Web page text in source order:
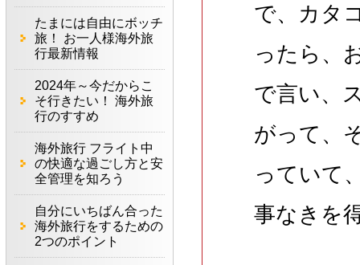
で、カタ
ったら、
で言い、
がって、
っていて
事なきを
たまには自由にボッチ
旅！ お一人様海外旅
行最新情報
2024年～今だからこ
そ行きたい！ 海外旅
行のすすめ
海外旅行 フライト中
の快適な過ごし方と安
全管理を知ろう
自分にいちばん合った
海外旅行をするための
2つのポイント